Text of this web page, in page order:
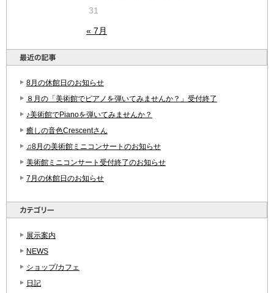
« 7月
31
8月の休館日のお知らせ
８月の「美術館でピアノを弾いてみませんか？」受付終了
♪美術館でPianoを弾いてみませんか？
癒しの音色Crescentさん
♫8月の美術館ミニコンサートのお知らせ
美術館ミニコンサート受付終了のお知らせ
7月の休館日のお知らせ
展示案内
NEWS
ショップ/カフェ
日記